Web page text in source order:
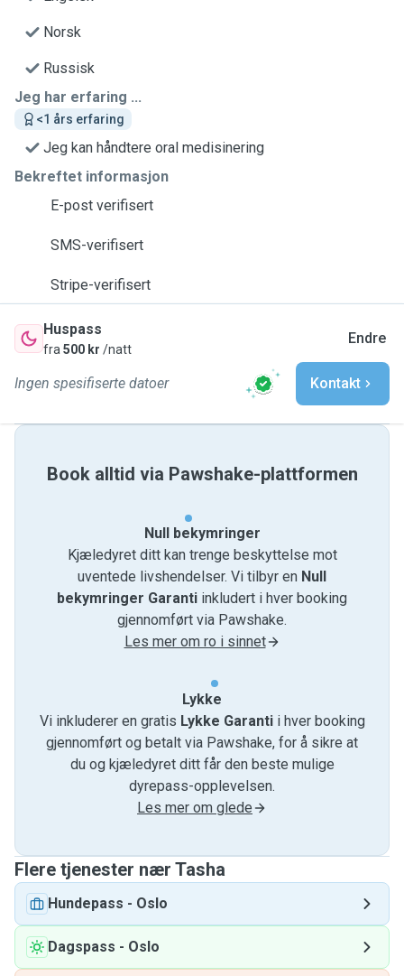
Norsk
Russisk
Jeg har erfaring ...
<1 års erfaring
Jeg kan håndtere oral medisinering
Bekreftet informasjon
E-post verifisert
SMS-verifisert
Stripe-verifisert
Huspass
fra 500 kr /natt
Endre
Ingen spesifiserte datoer Kontakt
Book alltid via Pawshake-plattformen
Null bekymringer
Kjæledyret ditt kan trenge beskyttelse mot
uventede livshendelser. Vi tilbyr en Null
bekymringer Garanti inkludert i hver booking
gjennomført via Pawshake.
Les mer om ro i sinnet
Lykke
Vi inkluderer en gratis Lykke Garantii hver booking
gjennomført og betalt via Pawshake, for å sikre at
du og kjæledyret ditt får den beste mulige
dyrepass-opplevelsen.
Les mer om glede
Flere tjenester nær Tasha
Hundepass - Oslo
Dagspass - Oslo